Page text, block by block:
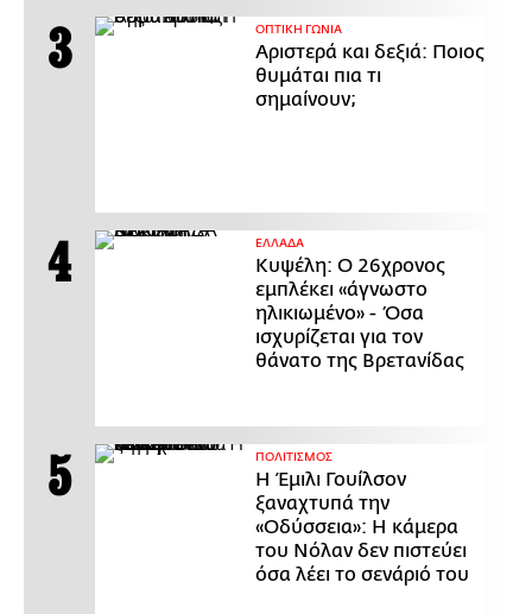
ΟΠΤΙΚΗ ΓΩΝΙΑ
Αριστερά και δεξιά: Ποιος
θυμάται πια τι
σημαίνουν;
ΕΛΛΑΔΑ
Κυψέλη: Ο 26χρονος
εμπλέκει «άγνωστο
ηλικιωμένο» - Όσα
ισχυρίζεται για τον
θάνατο της Βρετανίδας
ΠΟΛΙΤΙΣΜΟΣ
Η Έμιλι Γουίλσον
ξαναχτυπά την
«Οδύσσεια»: Η κάμερα
του Νόλαν δεν πιστεύει
όσα λέει το σενάριό του